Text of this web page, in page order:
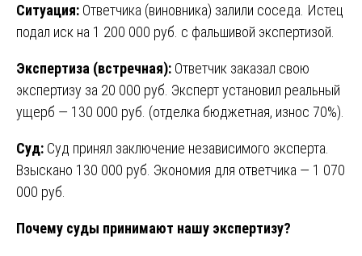
Ситуация: Ответчика (виновника) залили соседа. Истец
подал иск на 1 200 000 руб. с фальшивой экспертизой.
Экспертиза (встречная): Ответчик заказал свою
экспертизу за 20 000 руб. Эксперт установил реальный
ущерб — 130 000 руб. (отделка бюджетная, износ 70%).
Суд: Суд принял заключение независимого эксперта.
Взыскано 130 000 руб. Экономия для ответчика — 1 070
000 руб.
Почему суды принимают нашу экспертизу?